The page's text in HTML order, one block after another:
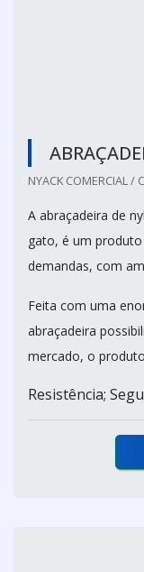
NYACK COMERCIAL /
A abraçadeira de
gato, é um
demandas, com
Feita com uma
abraçadeira
mercado, o
Resistência;